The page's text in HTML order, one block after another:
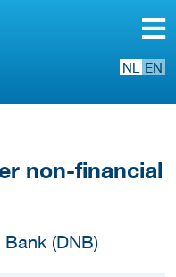
NL EN
non-financial
(DNB)